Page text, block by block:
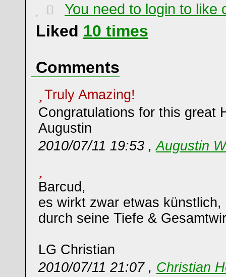
You need to login to like
Liked 10 times
Comments
Truly Amazing!
Congratulations for this great
Augustin
2010/07/11 19:53 ,Augustin
Barcud,
es wirkt zwar etwas künstlich,
durch seine Tiefe &
LG Christian
2010/07/11 21:07 , Christian